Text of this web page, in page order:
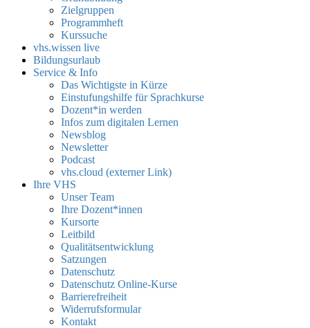
Zielgruppen
Programmheft
Kurssuche
vhs.wissen live
Bildungsurlaub
Service & Info
Das Wichtigste in Kürze
Einstufungshilfe für Sprachkurse
Dozent*in werden
Infos zum digitalen Lernen
Newsblog
Newsletter
Podcast
vhs.cloud (externer Link)
Ihre VHS
Unser Team
Ihre Dozent*innen
Kursorte
Leitbild
Qualitätsentwicklung
Satzungen
Datenschutz
Datenschutz Online-Kurse
Barrierefreiheit
Widerrufsformular
Kontakt